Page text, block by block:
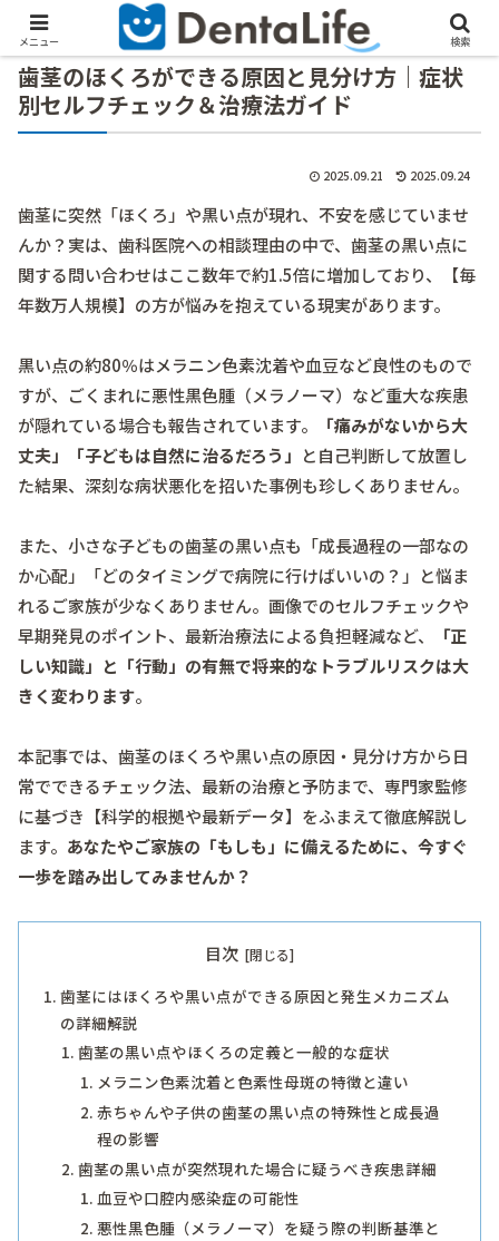
歯茎のほくろができる原因と見分け方｜症状
別セルフチェック＆治療法ガイド
2025.09.21 2025.09.24
歯茎に突然「ほくろ」や黒い点が現れ、不安を感じていませ
んか？実は、歯科医院への相談理由の中で、歯茎の黒い点に
関する問い合わせはここ数年で約1.5倍に増加しており、【毎
年数万人規模】の方が悩みを抱えている現実があります。
黒い点の約80％はメラニン色素沈着や血豆など良性のもので
すが、ごくまれに悪性黒色腫（メラノーマ）など重大な疾患
が隠れている場合も報告されています。
「痛みがないから大
丈夫」「子どもは自然に治るだろう」 と自己判断して放置し
た結果、深刻な病状悪化を招いた事例も珍しくありません。
また、小さな子どもの歯茎の黒い点も「成長過程の一部なの
か心配」「どのタイミングで病院に行けばいいの？」と悩ま
れるご家族が少なくありません。画像でのセルフチェックや
早期発見のポイント、最新治療法による負担軽減など、
「正
しい知識」と「行動」の有無で将来的なトラブルリスクは大
きく変わります。
本記事では、歯茎のほくろや黒い点の原因・見分け方から日
常でできるチェック法、最新の治療と予防まで、専門家監修
に基づき【科学的根拠や最新データ】をふまえて徹底解説し
ます。 あなたやご家族の「もしも」に備えるために、今すぐ
一歩を踏み出してみませんか？
目次
歯茎にはほくろや黒い点ができる原因と発生メカニズム
の詳細解説
歯茎の黒い点やほくろの定義と一般的な症状
メラニン色素沈着と色素性母斑の特徴と違い
赤ちゃんや子供の歯茎の黒い点の特殊性と成長過
程の影響
歯茎の黒い点が突然現れた場合に疑うべき疾患詳細
血豆や口腔内感染症の可能性
悪性黒色腫（メラノーマ）を疑う際の判断基準と
メニュー 検索